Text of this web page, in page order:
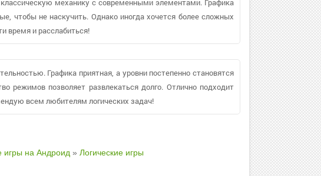
классическую механику с современными элементами. Графика
чтобы не наскучить. Однако иногда хочется более сложных
время и расслабиться!
Графика приятная, а уровни постепенно становятся
режимов позволяет развлекаться долго. Отлично подходит
всем любителям логических задач!
игры на Андроид » Логические игры